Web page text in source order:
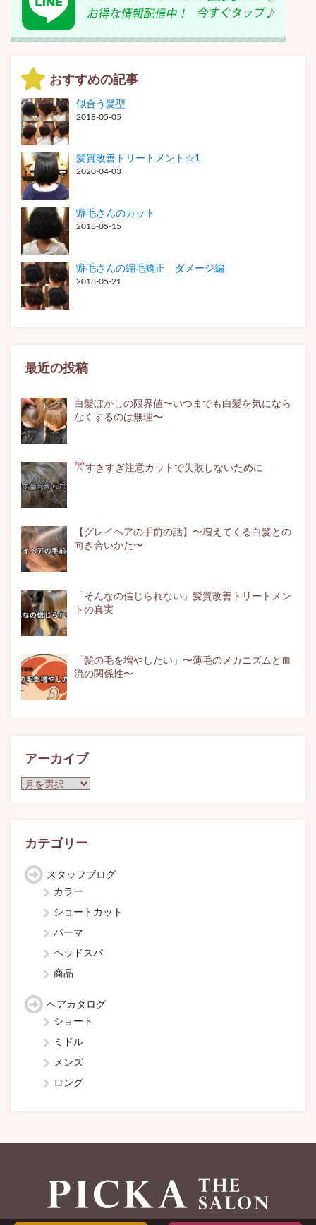
おすすめの記事
似合う髪型
2018-05-05
髪質改善トリートメント☆1
2020-04-03
癖毛さんのカット
2018-05-15
癖毛さんの縮毛矯正 ダメージ編
2018-05-21
最近の投稿
白髪ぼかしの限界値〜いつまでも白髪を気になら
なくするのは無理〜
すきすぎ注意カットで失敗しないために
【グレイヘアの手前の話】〜増えてくる白髪との
向き合いかた〜
「そんなの信じられない」髪質改善トリートメン
トの真実
「髪の毛を増やしたい」〜薄毛のメカニズムと血
流の関係性〜
アーカイブ
ア
ブ
カテゴリー
スタッフブログ
カラー
ショートカット
パーマ
ヘッドスパ
商品
ヘアカタログ
ショート
ミドル
メンズ
ロング